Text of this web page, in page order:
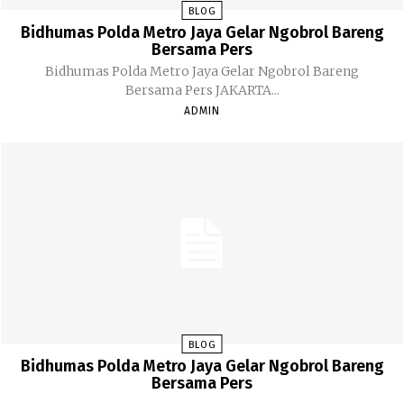
BLOG
Bidhumas Polda Metro Jaya Gelar Ngobrol Bareng
Bersama Pers
Bidhumas Polda Metro Jaya Gelar Ngobrol Bareng
Bersama Pers JAKARTA...
ADMIN
BLOG
Bidhumas Polda Metro Jaya Gelar Ngobrol Bareng
Bersama Pers